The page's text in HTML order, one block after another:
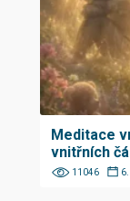
Meditace
vnitřních
11046